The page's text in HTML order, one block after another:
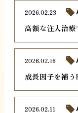
高額な注入治
2026.02.23
成長因子を補
2026.02.16
2026.02.11